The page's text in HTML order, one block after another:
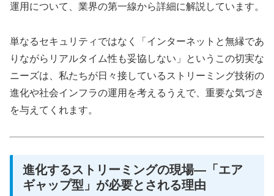
運用について、業界の第一線から詳細に解説しています。
単なるセキュリティではなく「インターネットと無縁であ
りながらリアルタイム性も妥協しない」というこの切実な
ニーズは、私たちが日々接しているストリーミング技術の
進化や社会インフラの運用を考えるうえで、重要な気づき
を与えてくれます。
進化するストリーミングの現場―「エア
ギャップ型」が必要とされる理由